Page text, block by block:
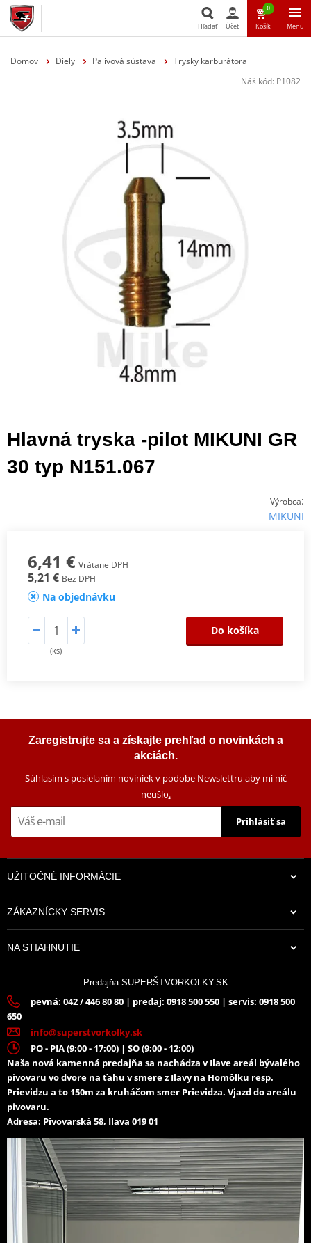
Hľadať Účet
0
Košík Menu
Domov Diely Palivová sústava
Trysky karburátora
Náš kód: P1082
Hlavná tryska -pilot MIKUNI GR
30 typ N151.067
Výrobca:
MIKUNI
6,41 € Vrátane DPH
5,21 € Bez DPH
Na objednávku
(ks)
Do košíka
Zaregistrujte sa a získajte prehľad o novinkách a
akciách.
Súhlasím s posielaním noviniek v podobe Newslettru aby mi nič
neušlo.
Prihlásiť sa
UŽITOČNÉ INFORMÁCIE
ZÁKAZNÍCKY SERVIS
NA STIAHNUTIE
Predajňa SUPERŠTVORKOLKY.SK
pevná: 042 / 446 80 80 | predaj: 0918 500 550 | servis: 0918 500
650
info@superstvorkolky.sk
PO - PIA (9:00 - 17:00) | SO (9:00 - 12:00)
Naša nová kamenná predajňa sa nachádza v Ilave areál bývalého
pivovaru vo dvore na ťahu v smere z Ilavy na Homôlku resp.
Prievidzu a to 150m za kruháčom smer Prievidza. Vjazd do areálu
pivovaru.
Adresa: Pivovarská 58, Ilava 019 01